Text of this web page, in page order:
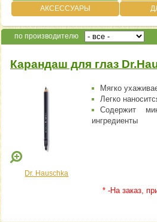
АКСЕССУАРЫ
по производителю
Карандаш для глаз
Мягко
Легко
Содержит
ингредиенты
Dr. Hauschka
* -На заказ,